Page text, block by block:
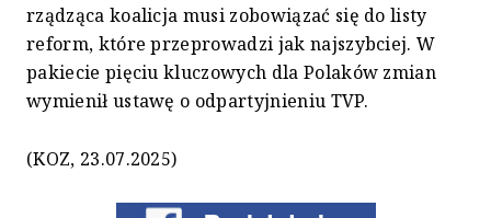
rządząca koalicja musi zobowiązać się do listy
reform, które przeprowadzi jak najszybciej. W
pakiecie pięciu kluczowych dla Polaków zmian
wymienił ustawę o odpartyjnieniu TVP.
(KOZ, 23.07.2025)